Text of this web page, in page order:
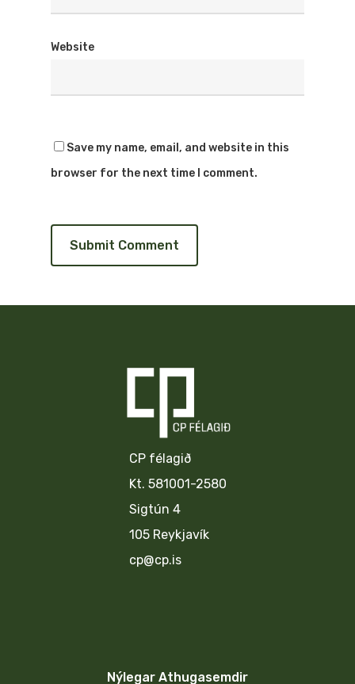
Website
Save my name, email, and website in this
browser for the next time I comment.
CP félagið
Kt. 581001-2580
Sigtún 4
105 Reykjavík
cp@cp.is
Nýlegar Athugasemdir